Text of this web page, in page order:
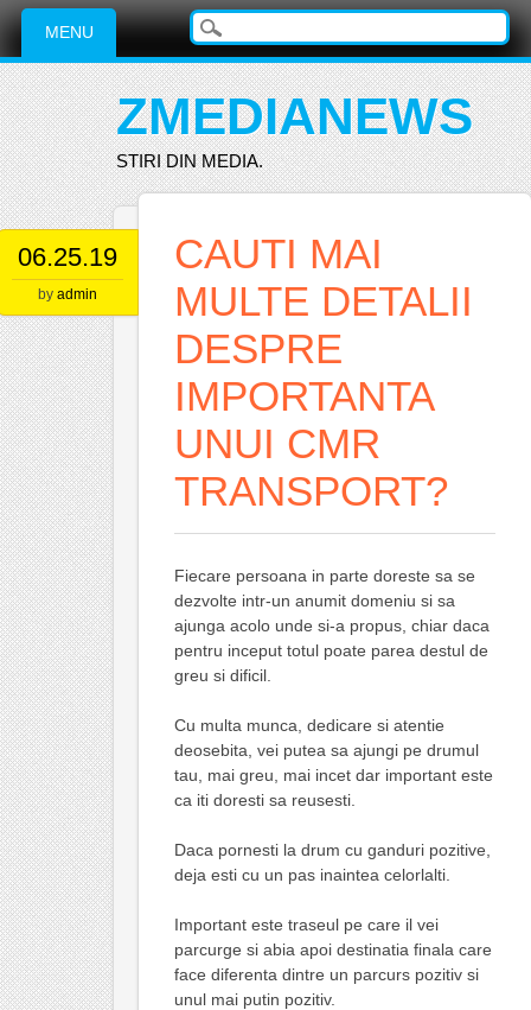
Main menu
Skip
content
MENU
ZMEDIANEWS
STIRI DIN MEDIA.
06.25.19
by admin
CAUTI MAI
MULTE DETALII
DESPRE
IMPORTANTA
UNUI CMR
TRANSPORT?
Fiecare persoana in parte doreste sa se
dezvolte intr-un anumit domeniu si sa
ajunga acolo unde si-a propus, chiar daca
pentru inceput totul poate parea destul de
greu si dificil.
Cu multa munca, dedicare si atentie
deosebita, vei putea sa ajungi pe drumul
tau, mai greu, mai incet dar important este
ca iti doresti sa reusesti.
Daca pornesti la drum cu ganduri pozitive,
deja esti cu un pas inaintea celorlalti.
Important este traseul pe care il vei
parcurge si abia apoi destinatia finala care
face diferenta dintre un parcurs pozitiv si
unul mai putin pozitiv.